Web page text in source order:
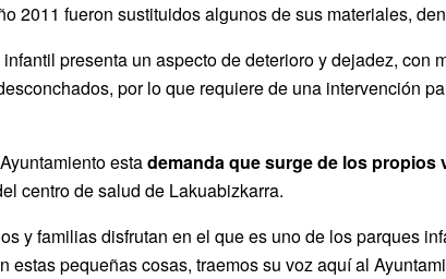
2011 fueron sustituidos algunos de sus materiales,
presenta un aspecto de deterioro y dejadez,
por lo que requiere de una intervención
estademanda que surge de los propios
centro de salud de Lakuabizkarra.
y familias disfrutan en el que es uno de los parques
pequeñas cosas, traemos su voz aquí al